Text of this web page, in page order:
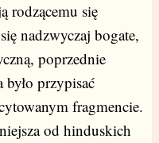
rodzącemu się
nadzwyczaj bogate,
poprzednie
przypisać
fragmencie.
od hinduskich